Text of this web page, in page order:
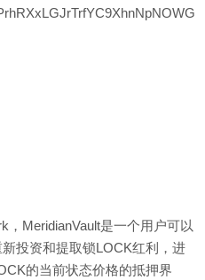
，MeridianVault是一个用户可以
投资和提取锁LOCK红利，进
的当前状态价格的抵押界